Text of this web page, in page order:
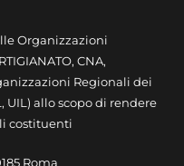
Organizzazioni
CNA,
Regionali dei
UIL) allo scopo di rendere
costituenti
Roma